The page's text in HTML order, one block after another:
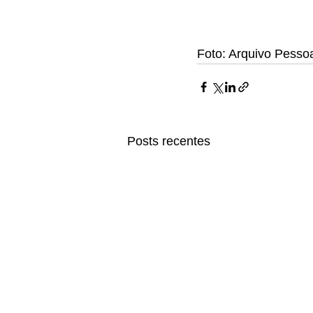
Foto: Arquivo
Posts recentes